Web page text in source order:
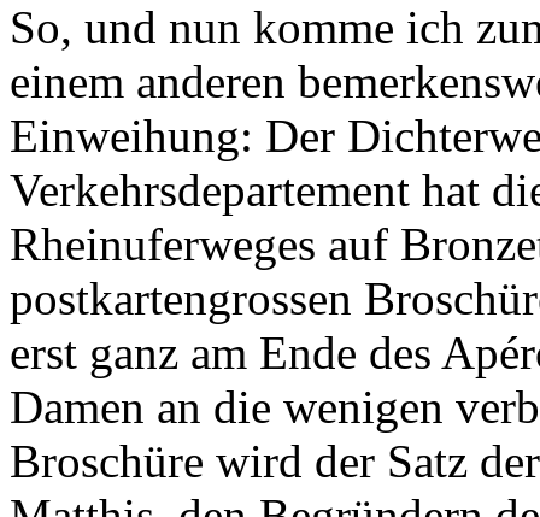
So, und nun komme ich
einem anderen
Einweihung: Der
Verkehrsdepartement hat
Rheinuferweges auf
postkartengrossen
erst ganz am Ende des
Damen an die wenigen
Broschüre wird der Satz